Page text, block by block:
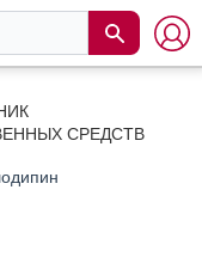
СРЕДСТВ